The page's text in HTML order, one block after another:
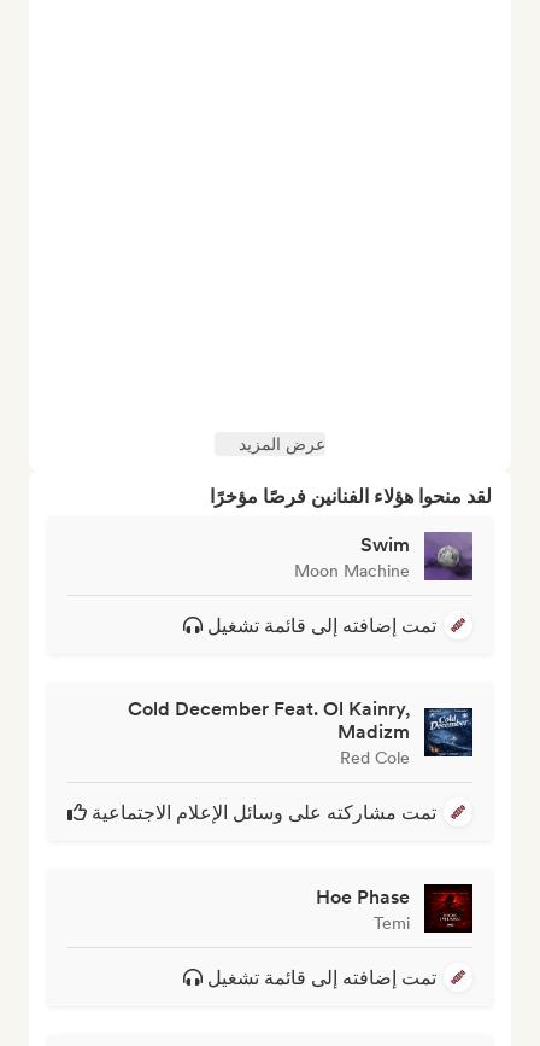
عرض المزيد
لقد منحوا هؤلاء الفنانين فرصًا مؤخرًا
Swim
Moon Machine
تمت إضافته إلى قائمة تشغيل
Cold December Feat. Ol Kainry,
Madizm
Red Cole
تمت مشاركته على وسائل الإعلام الاجتماعية
Hoe Phase
Temi
تمت إضافته إلى قائمة تشغيل